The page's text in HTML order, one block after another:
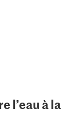
l’eau à la